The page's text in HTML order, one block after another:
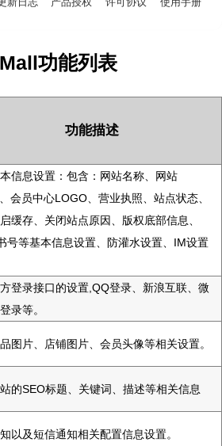
功能列表
功能描述
信息设置：包含：网站名称、网站
会员中心LOGO、营业执照、站点状态、
缓存、关闭站点原因、版权底部信息、
号等基本信息设置、防灌水设置、IM设置
登录接口的设置,QQ登录、新浪互联、微
录等。
图片、店铺图片、会员头像等相关设置。
的SEO标题、关键词、描述等相关信息
以及短信通知相关配置信息设置。